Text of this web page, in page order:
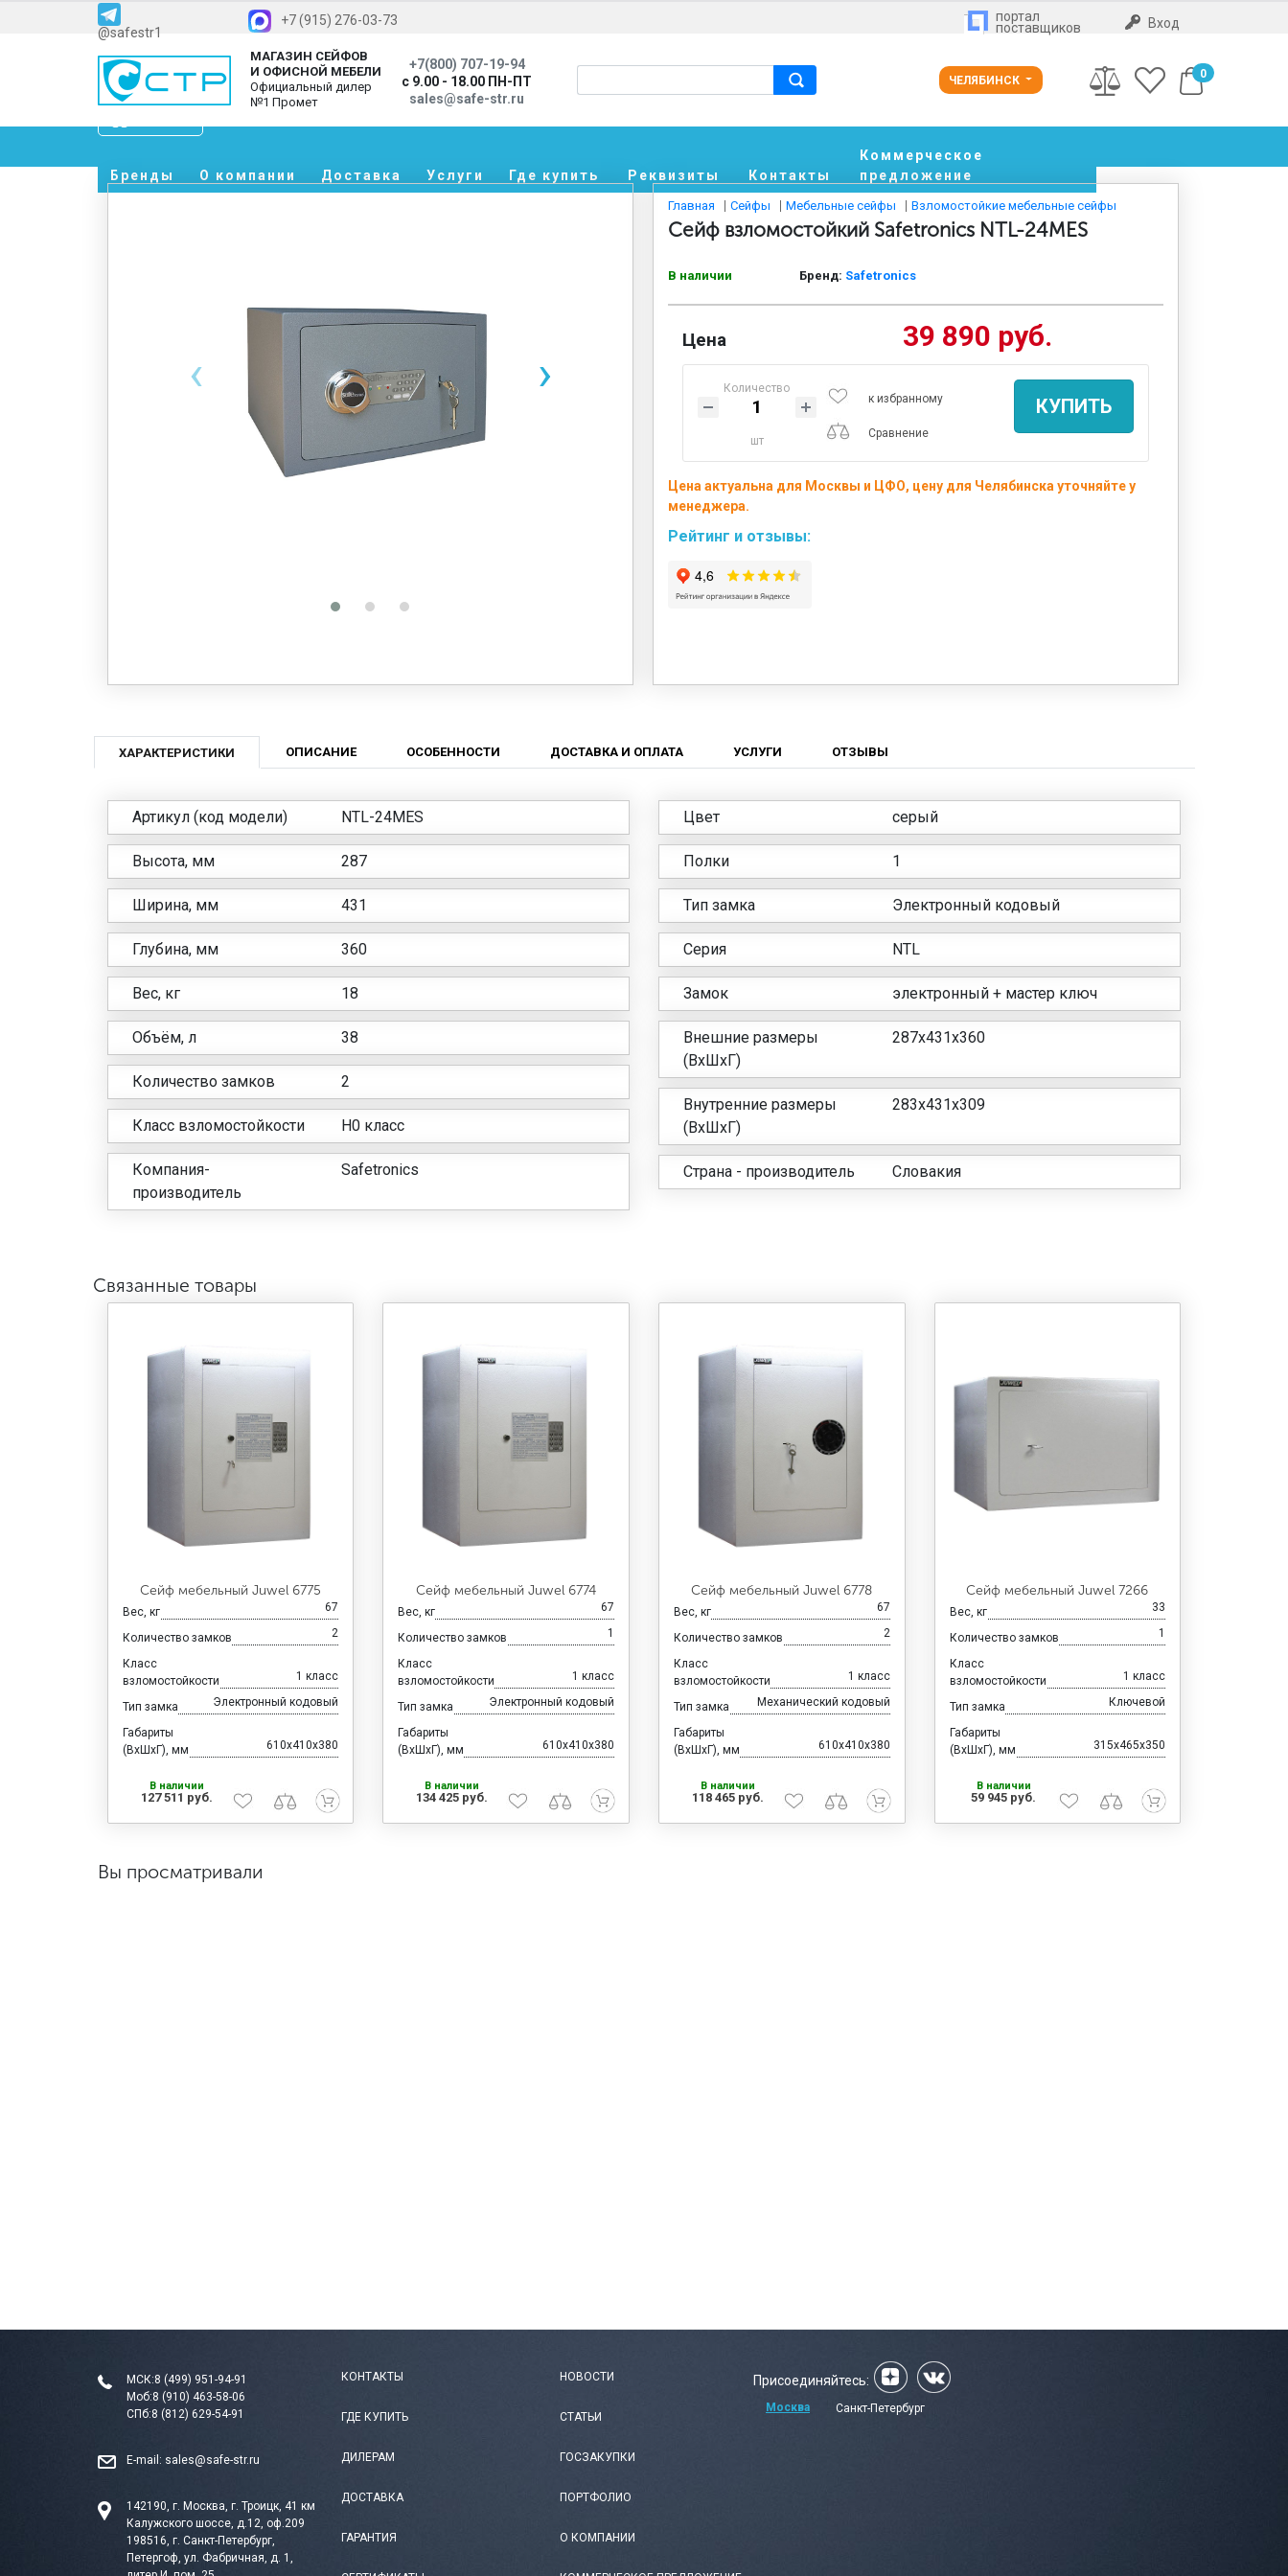
@safestr1
+7 (915) 276-03-73 портал
поставщиков Вход
МАГАЗИН СЕЙФОВ
И ОФИСНОЙ МЕБЕЛИ
Официальный дилер
№1 Промет
+7(800) 707-19-94
с 9.00 - 18.00 ПН-ПТ
sales@safe-str.ru
ЧЕЛЯБИНСК 0
Бренды О компании Доставка Услуги Где купить Реквизиты Контакты
Коммерческое
предложение
‹ ›
Главная Сейфы Мебельные сейфы Взломостойкие мебельные сейфы
Сейф взломостойкий Safetronics NTL-24MES
В наличии Бренд: Safetronics
Цена 39 890 руб.
Количество
шт
к избранному
Сравнение
КУПИТЬ
Цена актуальна для Москвы и ЦФО, цену для Челябинска уточняйте у
менеджера.
Рейтинг и отзывы:
ХАРАКТЕРИСТИКИ ОПИСАНИЕ ОСОБЕННОСТИ ДОСТАВКА И ОПЛАТА УСЛУГИ ОТЗЫВЫ
Артикул (код модели) NTL-24MES
Высота, мм 287
Ширина, мм 431
Глубина, мм 360
Вес, кг 18
Объём, л 38
Количество замков 2
Класс взломостойкости H0 класс
Компания-
производитель
Safetronics
Цвет серый
Полки 1
Тип замка Электронный кодовый
Серия NTL
Замок электронный + мастер ключ
Внешние размеры
(ВхШхГ)
287х431х360
Внутренние размеры
(ВхШхГ)
283х431х309
Страна - производитель Словакия
Связанные товары
Сейф мебельный Juwel 6775
Вес, кг 67
Количество замков 2
Класс
взломостойкости
1 класс
Тип замка Электронный кодовый
Габариты
(ВхШхГ), мм
610x410x380
В наличии
127 511 руб.
Сейф мебельный Juwel 6774
Вес, кг 67
Количество замков 1
Класс
взломостойкости
1 класс
Тип замка Электронный кодовый
Габариты
(ВхШхГ), мм
610x410x380
В наличии
134 425 руб.
Сейф мебельный Juwel 6778
Вес, кг 67
Количество замков 2
Класс
взломостойкости
1 класс
Тип замка Механический кодовый
Габариты
(ВхШхГ), мм
610x410x380
В наличии
118 465 руб.
Сейф мебельный Juwel 7266
Вес, кг 33
Количество замков 1
Класс
взломостойкости
1 класс
Тип замка Ключевой
Габариты
(ВхШхГ), мм
315x465x350
В наличии
59 945 руб.
Вы просматривали
МСК:8 (499) 951-94-91
Моб:8 (910) 463-58-06
СПб:8 (812) 629-54-91
E-mail: sales@safe-str.ru
142190, г. Москва, г. Троицк, 41 км
Калужского шоссе, д.12, оф.209
198516, г. Санкт-Петербург,
Петергоф, ул. Фабричная, д. 1,
КОНТАКТЫ
ГДЕ КУПИТЬ
ДИЛЕРАМ
ДОСТАВКА
ГАРАНТИЯ
НОВОСТИ
СТАТЬИ
ГОСЗАКУПКИ
ПОРТФОЛИО
О КОМПАНИИ
Присоединяйтесь:
Москва Санкт-Петербург